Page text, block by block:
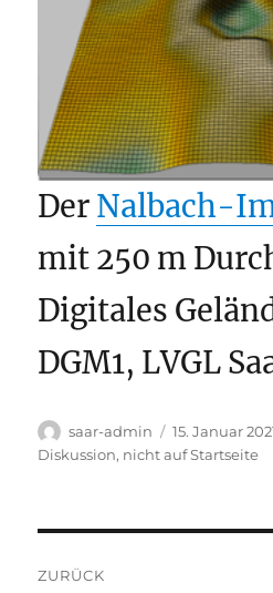
Der Nalbach-
mit 250 m
Digitales
DGM1, LVGL
Autor
saar-admin
Veröffentlicht
am
15. Januar
Diskussion, nicht auf Startseite
ZURÜCK